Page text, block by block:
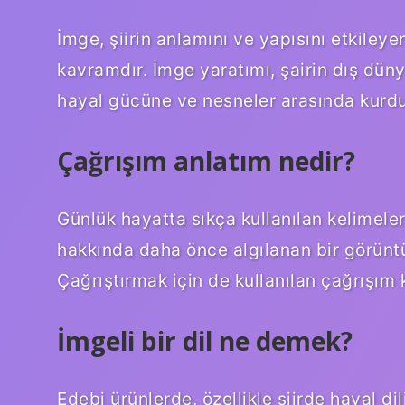
İmge, şiirin anlamını ve yapısını
kavramdır. İmge yaratımı, şairin dış
hayal gücüne ve nesneler arasında
Çağrışım anlatım nedir?
Günlük hayatta sıkça kullanılan
hakkında daha önce algılanan bir
Çağrıştırmak için de kullanılan
İmgeli bir dil ne demek?
Edebi ürünlerde, özellikle şiirde hayal